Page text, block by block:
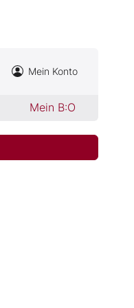
Mein Konto
Mein B:O